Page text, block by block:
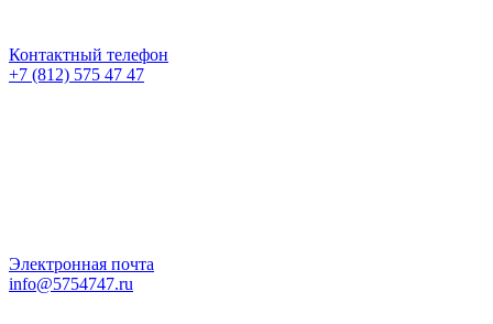
Контактный телефон
+7 (812) 575 47 47
Электронная почта
info@5754747.ru